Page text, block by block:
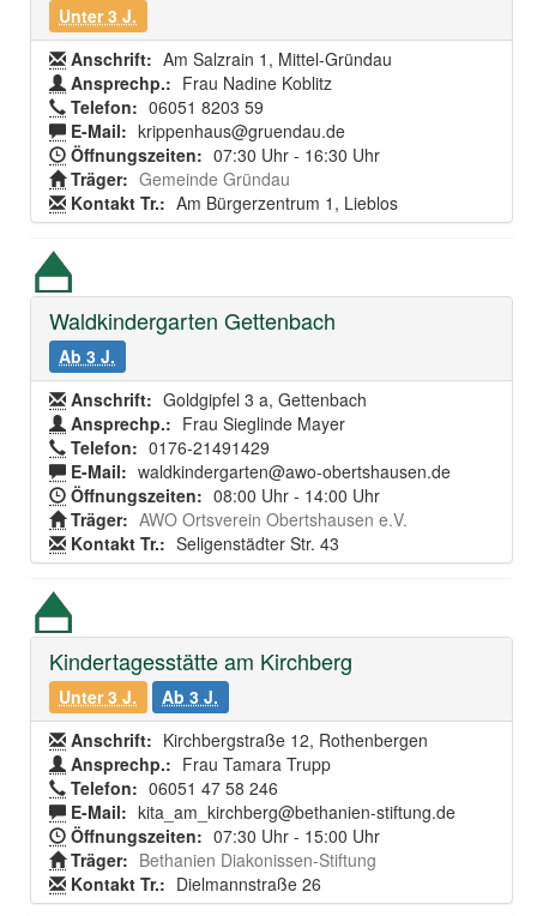
Unter 3 J.
Anschrift: Am Salzrain 1, Mittel-Gründau
Ansprechp.: Frau Nadine Koblitz
Telefon: 06051 8203 59
E-Mail: krippenhaus@gruendau.de
Öffnungszeiten: 07:30 Uhr - 16:30 Uhr
Träger: Gemeinde Gründau
Kontakt Tr.: Am Bürgerzentrum 1, Lieblos
Waldkindergarten Gettenbach
Ab 3 J.
Anschrift: Goldgipfel 3 a, Gettenbach
Ansprechp.: Frau Sieglinde Mayer
Telefon: 0176-21491429
E-Mail: waldkindergarten@awo-obertshausen.de
Öffnungszeiten: 08:00 Uhr - 14:00 Uhr
Träger: AWO Ortsverein Obertshausen e.V.
Kontakt Tr.: Seligenstädter Str. 43
Kindertagesstätte am Kirchberg
Unter 3 J.
Ab 3 J.
Anschrift: Kirchbergstraße 12, Rothenbergen
Ansprechp.: Frau Tamara Trupp
Telefon: 06051 47 58 246
E-Mail: kita_am_kirchberg@bethanien-stiftung.de
Öffnungszeiten: 07:30 Uhr - 15:00 Uhr
Träger: Bethanien Diakonissen-Stiftung
Kontakt Tr.: Dielmannstraße 26